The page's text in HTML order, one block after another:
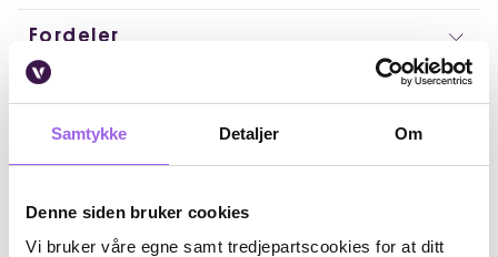
Samtykke Detaljer Om
Denne siden bruker cookies
Vi bruker våre egne samt tredjepartscookies for at ditt
Fordeler
Ingredienser
Artikkelnummer: 13376
Andre har også kjøpt..